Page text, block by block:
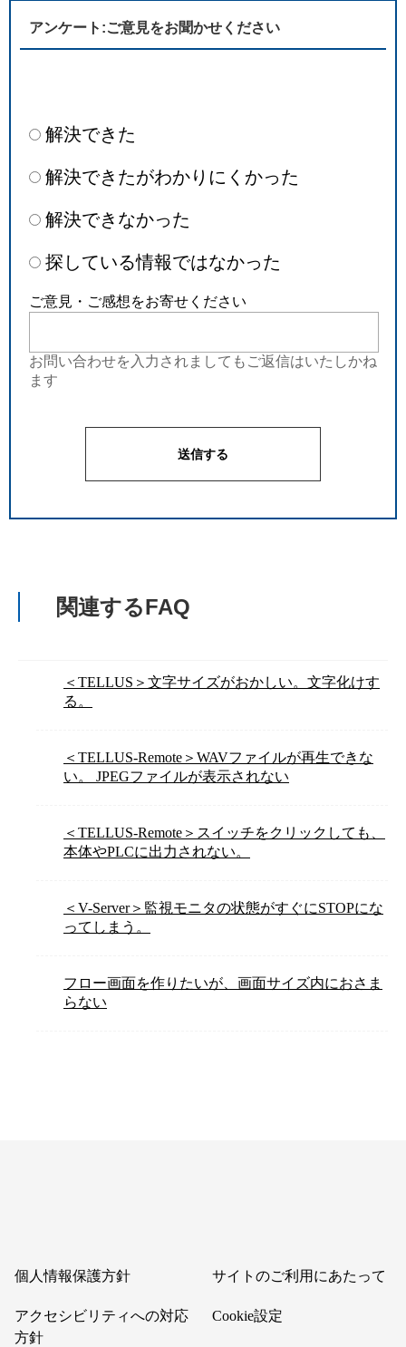
アンケート:ご意見をお聞かせください
解決できた
解決できたがわかりにくかった
解決できなかった
探している情報ではなかった
ご意見・ご感想をお寄せください
お問い合わせを入力されましてもご返信はいたしかね
ます
関連するFAQ
＜TELLUS＞文字サイズがおかしい。文字化けす
る。
＜TELLUS-Remote＞WAVファイルが再生できな
い。 JPEGファイルが表示されない
＜TELLUS-Remote＞スイッチをクリックしても、
本体やPLCに出力されない。
＜V-Server＞監視モニタの状態がすぐにSTOPにな
ってしまう。
フロー画面を作りたいが、画面サイズ内におさま
らない
個人情報保護方針 サイトのご利用にあたって
アクセシビリティへの対応
方針
Cookie設定